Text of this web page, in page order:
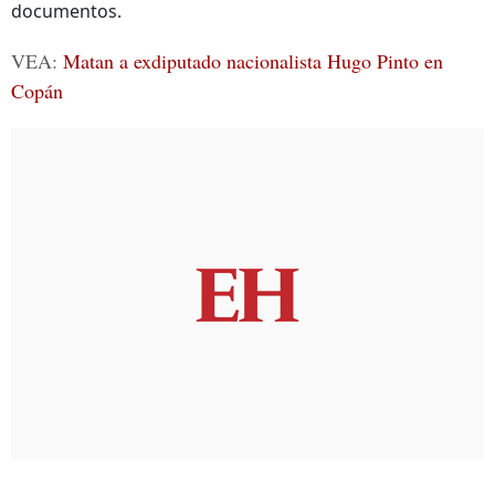
documentos.
VEA: Matan a exdiputado nacionalista Hugo Pinto en
Copán